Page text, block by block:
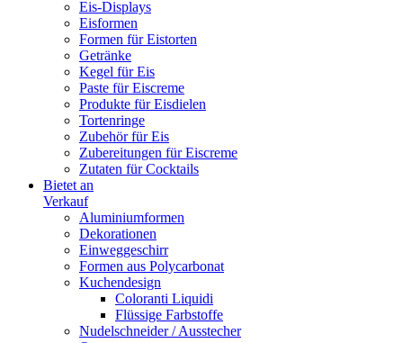
Eis-Displays
Eisformen
Formen für Eistorten
Getränke
Kegel für Eis
Paste für Eiscreme
Produkte für Eisdielen
Tortenringe
Zubehör für Eis
Zubereitungen für Eiscreme
Zutaten für Cocktails
Bietet an
Verkauf
Aluminiumformen
Dekorationen
Einweggeschirr
Formen aus Polycarbonat
Kuchendesign
Coloranti Liquidi
Flüssige Farbstoffe
Nudelschneider / Ausstecher